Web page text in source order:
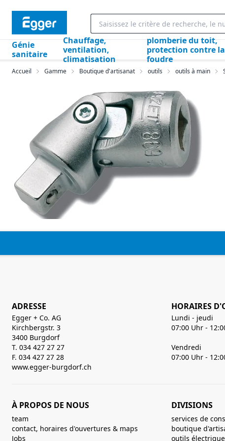
Génie
sanitaire
Chauffage,
ventilation,
climatisation
plomberie du toit,
protection contre la
foudre
Accueil Gamme Boutique d'artisanat outils outils à main
ADRESSE
Egger + Co. AG
Kirchbergstr. 3
3400 Burgdorf
T. 034 427 27 27
F. 034 427 27 28
www.egger-burgdorf.ch
HORAIRES
Lundi - jeudi
07:00 Uhr -
Vendredi
07:00 Uhr -
À PROPOS DE NOUS
team
contact, horaires d'ouvertures & maps
Jobs
DIVISIONS
services de
boutique
outils